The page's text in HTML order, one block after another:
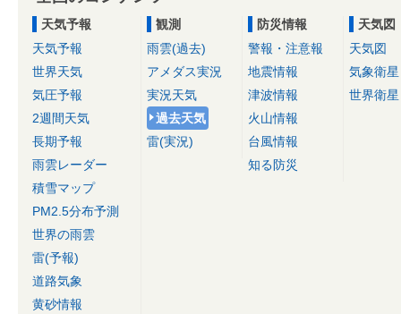
天気予報
天気予報
世界天気
気圧予報
2週間天気
長期予報
雨雲レーダー
積雪マップ
PM2.5分布予測
世界の雨雲
雷(予報)
道路気象
黄砂情報
観測
雨雲(過去)
アメダス実況
実況天気
過去天気
雷(実況)
防災情報
警報・注意報
地震情報
津波情報
火山情報
台風情報
知る防災
天気図
天気図
気象衛星
世界衛星